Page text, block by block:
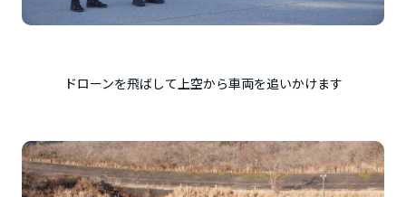
ドローンを飛ばして上空から車両を追いかけます